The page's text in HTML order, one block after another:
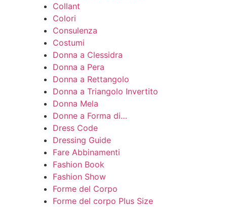
Collant
Colori
Consulenza
Costumi
Donna a Clessidra
Donna a Pera
Donna a Rettangolo
Donna a Triangolo Invertito
Donna Mela
Donne a Forma di…
Dress Code
Dressing Guide
Fare Abbinamenti
Fashion Book
Fashion Show
Forme del Corpo
Forme del corpo Plus Size